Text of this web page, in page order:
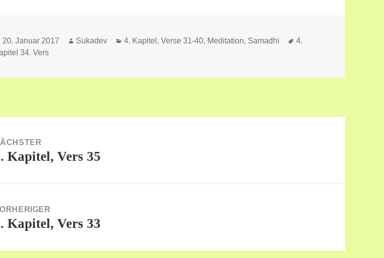
Veröffentlicht
am
20. Januar 2017 Autor
Sukadev Kategorien
4. Kapitel, Verse 31-40, Meditation, Samadhi Schlagwörter
4.
34. Vers
Kapitel, Vers 35
Kapitel, Vers 33